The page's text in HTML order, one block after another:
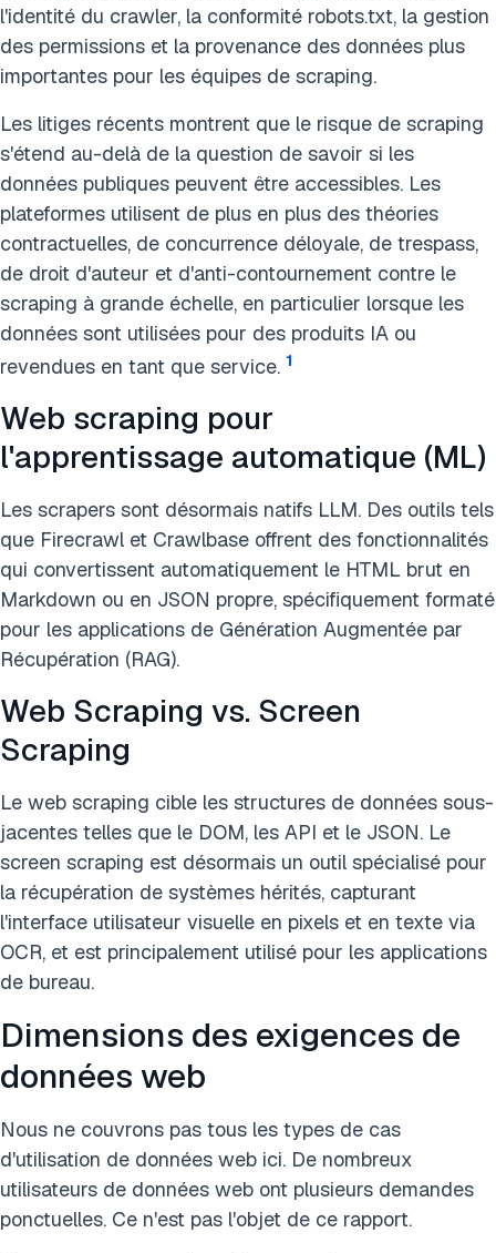
l'identité du crawler, la conformité robots.txt, la gestion
des permissions et la provenance des données plus
importantes pour les équipes de scraping.
Les litiges récents montrent que le risque de scraping
s'étend au-delà de la question de savoir si les
données publiques peuvent être accessibles. Les
plateformes utilisent de plus en plus des théories
contractuelles, de concurrence déloyale, de trespass,
de droit d'auteur et d'anti-contournement contre le
scraping à grande échelle, en particulier lorsque les
données sont utilisées pour des produits IA ou
revendues en tant que service. 1
Web scraping pour
l'apprentissage automatique (ML)
Les scrapers sont désormais natifs LLM. Des outils tels
que Firecrawl et Crawlbase offrent des fonctionnalités
qui convertissent automatiquement le HTML brut en
Markdown ou en JSON propre, spécifiquement formaté
pour les applications de Génération Augmentée par
Récupération (RAG).
Web Scraping vs. Screen
Scraping
Le web scraping cible les structures de données sous-
jacentes telles que le DOM, les API et le JSON. Le
screen scraping est désormais un outil spécialisé pour
la récupération de systèmes hérités, capturant
l'interface utilisateur visuelle en pixels et en texte via
OCR, et est principalement utilisé pour les applications
de bureau.
Dimensions des exigences de
données web
Nous ne couvrons pas tous les types de cas
d'utilisation de données web ici. De nombreux
utilisateurs de données web ont plusieurs demandes
ponctuelles. Ce n'est pas l'objet de ce rapport.